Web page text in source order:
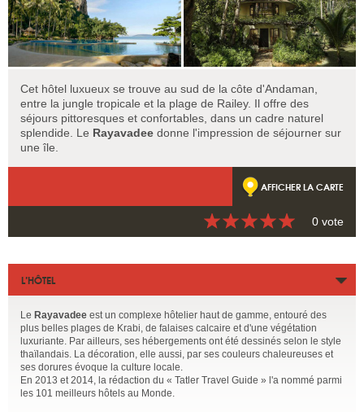
Cet hôtel luxueux se trouve au sud de la côte d'Andaman,
entre la jungle tropicale et la plage de Railey. Il offre des
séjours pittoresques et confortables, dans un cadre naturel
splendide. Le Rayavadee donne l'impression de séjourner sur
une île.
AFFICHER LA CARTE
0 vote
L’HÔTEL
Le Rayavadee est un complexe hôtelier haut de gamme, entouré des
plus belles plages de Krabi, de falaises calcaire et d'une végétation
luxuriante. Par ailleurs, ses hébergements ont été dessinés selon le style
thaïlandais. La décoration, elle aussi, par ses couleurs chaleureuses et
ses dorures évoque la culture locale.
En 2013 et 2014, la rédaction du « Tatler Travel Guide » l'a nommé parmi
les 101 meilleurs hôtels au Monde.